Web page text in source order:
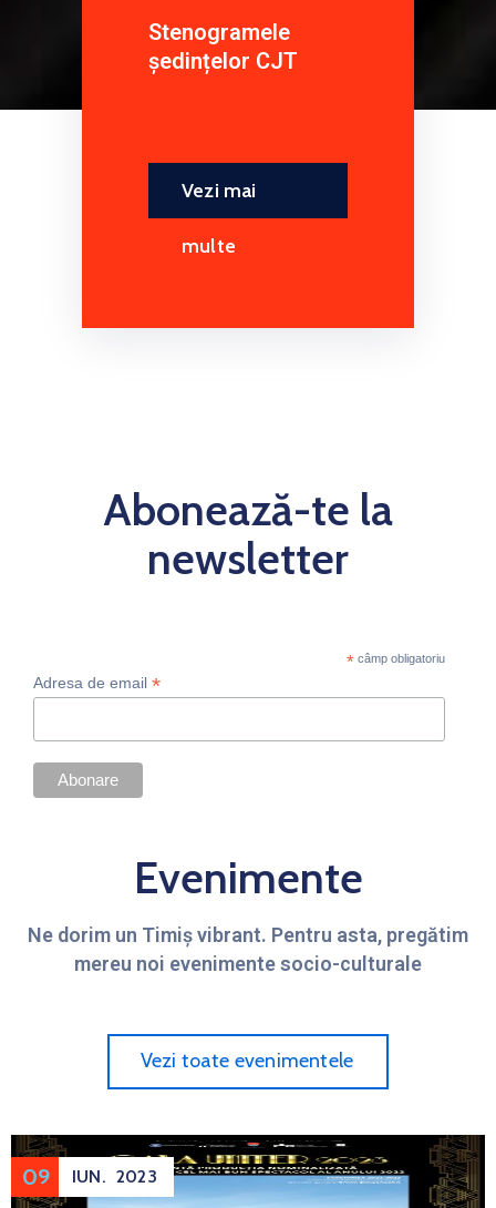
Stenogramele
ședințelor CJT
Vezi mai
multe
Abonează-te la
newsletter
* câmp obligatoriu
Adresa de email *
Evenimente
Ne dorim un Timiș vibrant. Pentru asta, pregătim
mereu noi evenimente socio-culturale
Vezi toate evenimentele
09 IUN. 2023